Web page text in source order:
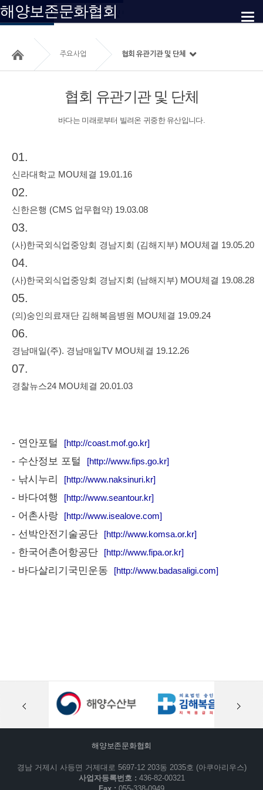
해양보존문화협회
주요사업 협회 유관기관 및 단체
주요사업안내 협회 유관기관 및 단체 사업실
협회 유관기관 및 단체
바다는 미래로부터 빌려온 귀중한 유산입니다.
01.
신라대학교 MOU체결 19.01.16
02.
신한은행 (CMS 업무협약) 19.03.08
03.
(사)한국외식업중앙회 경남지회 (김해지부) MOU체결 19.05.20
04.
(사)한국외식업중앙회 경남지회 (남해지부) MOU체결 19.08.28
05.
(의)숭인의료재단 김해복음병원 MOU체결 19.09.24
06.
경남매일(주). 경남매일TV MOU체결 19.12.26
07.
경찰뉴스24 MOU체결 20.01.03
- 연안포털 [http://coast.mof.go.kr]
- 수산정보 포털 [http://www.fips.go.kr]
- 낚시누리 [http://www.naksinuri.kr]
- 바다여행 [http://www.seantour.kr]
- 어촌사랑 [http://www.isealove.com]
- 선박안전기술공단 [http://www.komsa.or.kr]
- 한국어촌어항공단 [http://www.fipa.or.kr]
- 바다살리기국민운동 [http://www.badasaligi.com]
해양보존문화협회
경남 거제시 사등면 거제대로 5697-12 203동 2035호 (아쿠아리우스)
사업자등록번호 : 436-82-00321